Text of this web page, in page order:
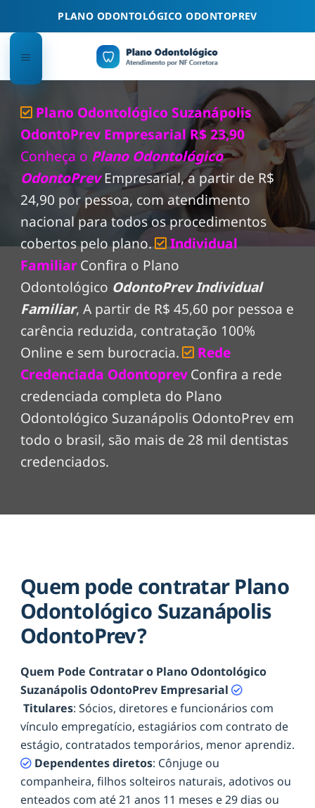
PLANO ODONTOLÓGICO ODONTOPREV
Plano Odontológico Suzanápolis
OdontoPrev Empresarial R$ 23,90
Conheça o Plano Odontológico
OdontoPrev Empresarial, a partir de R$
24,90 por pessoa, com atendimento
nacional para todos os procedimentos
cobertos pelo plano.
Individual
FamiliarConfira o Plano
Odontológico OdontoPrev Individual
Familiar, A partir de R$ 45,60 por pessoa e
carência reduzida, contratação 100%
Online e sem burocracia.
Rede
Credenciada OdontoprevConfira a rede
credenciada completa do Plano
Odontológico Suzanápolis OdontoPrev em
todo o brasil, são mais de 28 mil dentistas
credenciados.
Quem pode contratar Plano
Odontológico Suzanápolis
OdontoPrev?
Quem Pode Contratar o Plano Odontológico
Suzanápolis OdontoPrev Empresarial
Titulares: Sócios, diretores e funcionários com
vínculo empregatício, estagiários com contrato de
estágio, contratados temporários, menor aprendiz.
Dependentes diretos: Cônjuge ou
companheira, filhos solteiros naturais, adotivos ou
enteados com até 21 anos 11 meses e 29 dias ou